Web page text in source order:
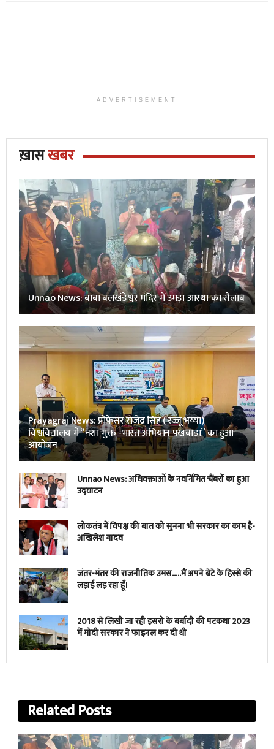
ADVERTISEMENT
ख़ासखबर
Unnao News: बाबा बलखंडेश्वर मंदिर में उमड़ा आस्था का सैलाब
Prayagraj News: प्रोफेसर राजेंद्र सिंह ( रज्जू भय्या)
विश्वविद्यालय में “नशा मुक्त -भारत अभियान पखवाडा” का हुआ
आयोजन
Unnao News: अधिवक्ताओं के नवर्निमित चैंबरों का हुआ
उद्घाटन
लोकतंत्र में विपक्ष की बात को सुनना भी सरकार का काम है-
अखिलेश यादव
जंतर-मंतर की राजनीतिक उमस…..मैं अपने बेटे के हिस्से की
लड़ाई लड़ रहा हूँ।
2018 से लिखी जा रही इसरो के बर्बादी की पटकथा 2023
में मोदी सरकार ने फाइनल कर दी थी
RelatedPosts